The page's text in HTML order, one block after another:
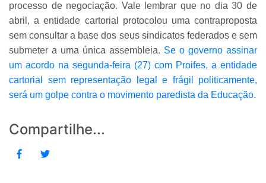
processo de negociação. Vale lembrar que no dia 30 de
abril, a entidade cartorial protocolou uma contraproposta
sem consultar a base dos seus sindicatos federados e sem
submeter a uma única assembleia. Se o governo assinar
um acordo na segunda-feira (27) com Proifes, a entidade
cartorial sem representação legal e frágil politicamente,
será um golpe contra o movimento paredista da Educação.
Compartilhe...